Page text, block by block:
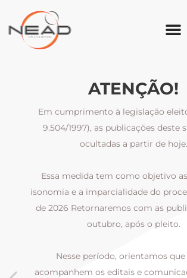
ATENÇÃO!
Em cumprimento à legislação
9.504/1997), as publicações deste
ocultadas a partir de hoje.
Essa medida tem como objetivo
isonomia e a imparcialidade do
de 2026 Retornaremos com as
outubro, após o pleito.
Nesse período, orientamos
acompanhem os editais e